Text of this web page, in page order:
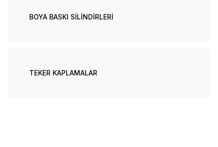
BOYA BASKI SİLİNDİRLERİ
TEKER KAPLAMALAR